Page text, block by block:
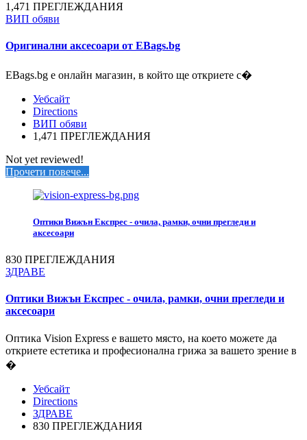
1,471 ПРЕГЛЕЖДАНИЯ
ВИП обяви
Оригинални аксесоари от EBags.bg
EBags.bg е онлайн магазин, в който ще откриете с�
Уебсайт
Directions
ВИП обяви
1,471 ПРЕГЛЕЖДАНИЯ
Not yet reviewed!
Прочети повече...
Оптики Вижън Експрес - очила, рамки, очни прегледи и
аксесоари
830 ПРЕГЛЕЖДАНИЯ
ЗДРАВЕ
Оптики Вижън Експрес - очила, рамки, очни прегледи и
аксесоари
Оптика Vision Express е вашето място, на което можете да
откриете естетика и професионална грижа за вашето зрение в
�
Уебсайт
Directions
ЗДРАВЕ
830 ПРЕГЛЕЖДАНИЯ